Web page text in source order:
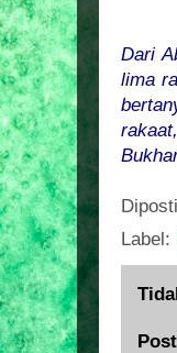
Dari
lima
rakaat,
Label: